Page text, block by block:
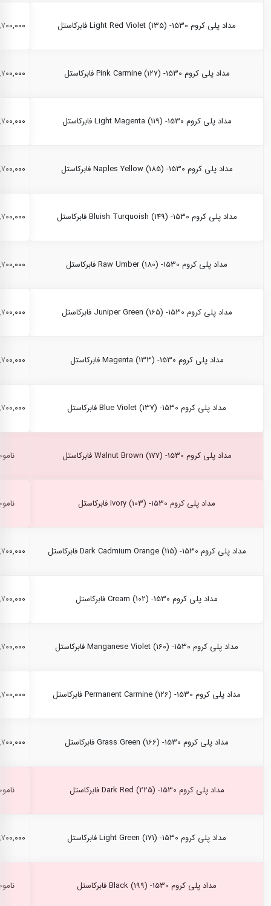
مداد پلی کروم Light Red Violet (135) -1530 فابرکاستل ۲,۷۰۰,۰۰۰
مداد پلی کروم Pink Carmine (127) -1530 فابرکاستل ۲,۷۰۰,۰۰۰
مداد پلی کروم Light Magenta (119) -1530 فابرکاستل ۲,۷۰۰,۰۰۰
مداد پلی کروم Naples Yellow (185) -1530 فابرکاستل ۲,۷۰۰,۰۰۰
مداد پلی کروم Bluish Turquoish (149) -1530 فابرکاستل ۲,۷۰۰,۰۰۰
مداد پلی کروم Raw Umber (180) -1530 فابرکاستل ۲,۷۰۰,۰۰۰
مداد پلی کروم Juniper Green (165) -1530 فابرکاستل ۲,۷۰۰,۰۰۰
مداد پلی کروم Magenta (133) -1530 فابرکاستل ۲,۷۰۰,۰۰۰
مداد پلی کروم Blue Violet (137) -1530 فابرکاستل ۲,۷۰۰,۰۰۰
مداد پلی کروم Walnut Brown (177) -1530 فابرکاستل
مداد پلی کروم Ivory (103) -1530 فابرکاستل
مداد پلی کروم Dark Cadmium Orange (115) -1530 فابرکاستل ۲,۷۰۰,۰۰۰
مداد پلی کروم Cream (102) -1530 فابرکاستل ۲,۷۰۰,۰۰۰
مداد پلی کروم Manganese Violet (160) -1530 فابرکاستل ۲,۷۰۰,۰۰۰
مداد پلی کروم Permanent Carmine (126) -1530 فابرکاستل ۲,۷۰۰,۰۰۰
مداد پلی کروم Grass Green (166) -1530 فابرکاستل ۲,۷۰۰,۰۰۰
مداد پلی کروم Dark Red (225) -1530 فابرکاستل
مداد پلی کروم Light Green (171) -1530 فابرکاستل ۲,۷۰۰,۰۰۰
مداد پلی کروم Black (199) -1530 فابرکاستل